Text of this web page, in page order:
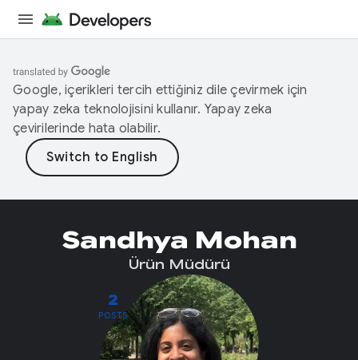
Google, içerikleri tercih ettiğiniz dile çevirmek için
yapay zeka teknolojisini kullanır. Yapay zeka
çevirilerinde hata olabilir.
2
POSTS
Sandhya Mohan
Ürün Müdürü